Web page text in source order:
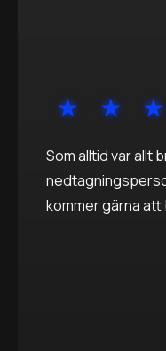
Som alltid var allt
kommer gärna att